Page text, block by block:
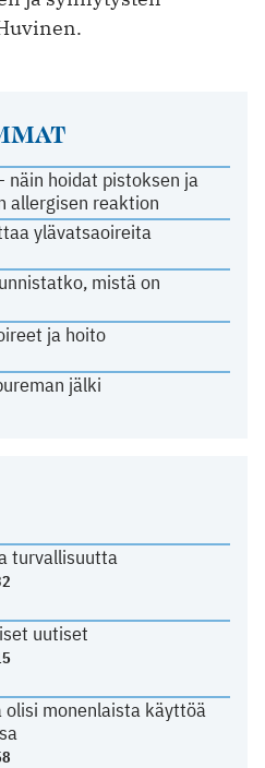
näin hoidat pistoksen ja
allergisen reaktion
ylävatsaoireita
mistä on
ja hoito
jälki
turvallisuutta
uutiset
olisi monenlaista käyttöä